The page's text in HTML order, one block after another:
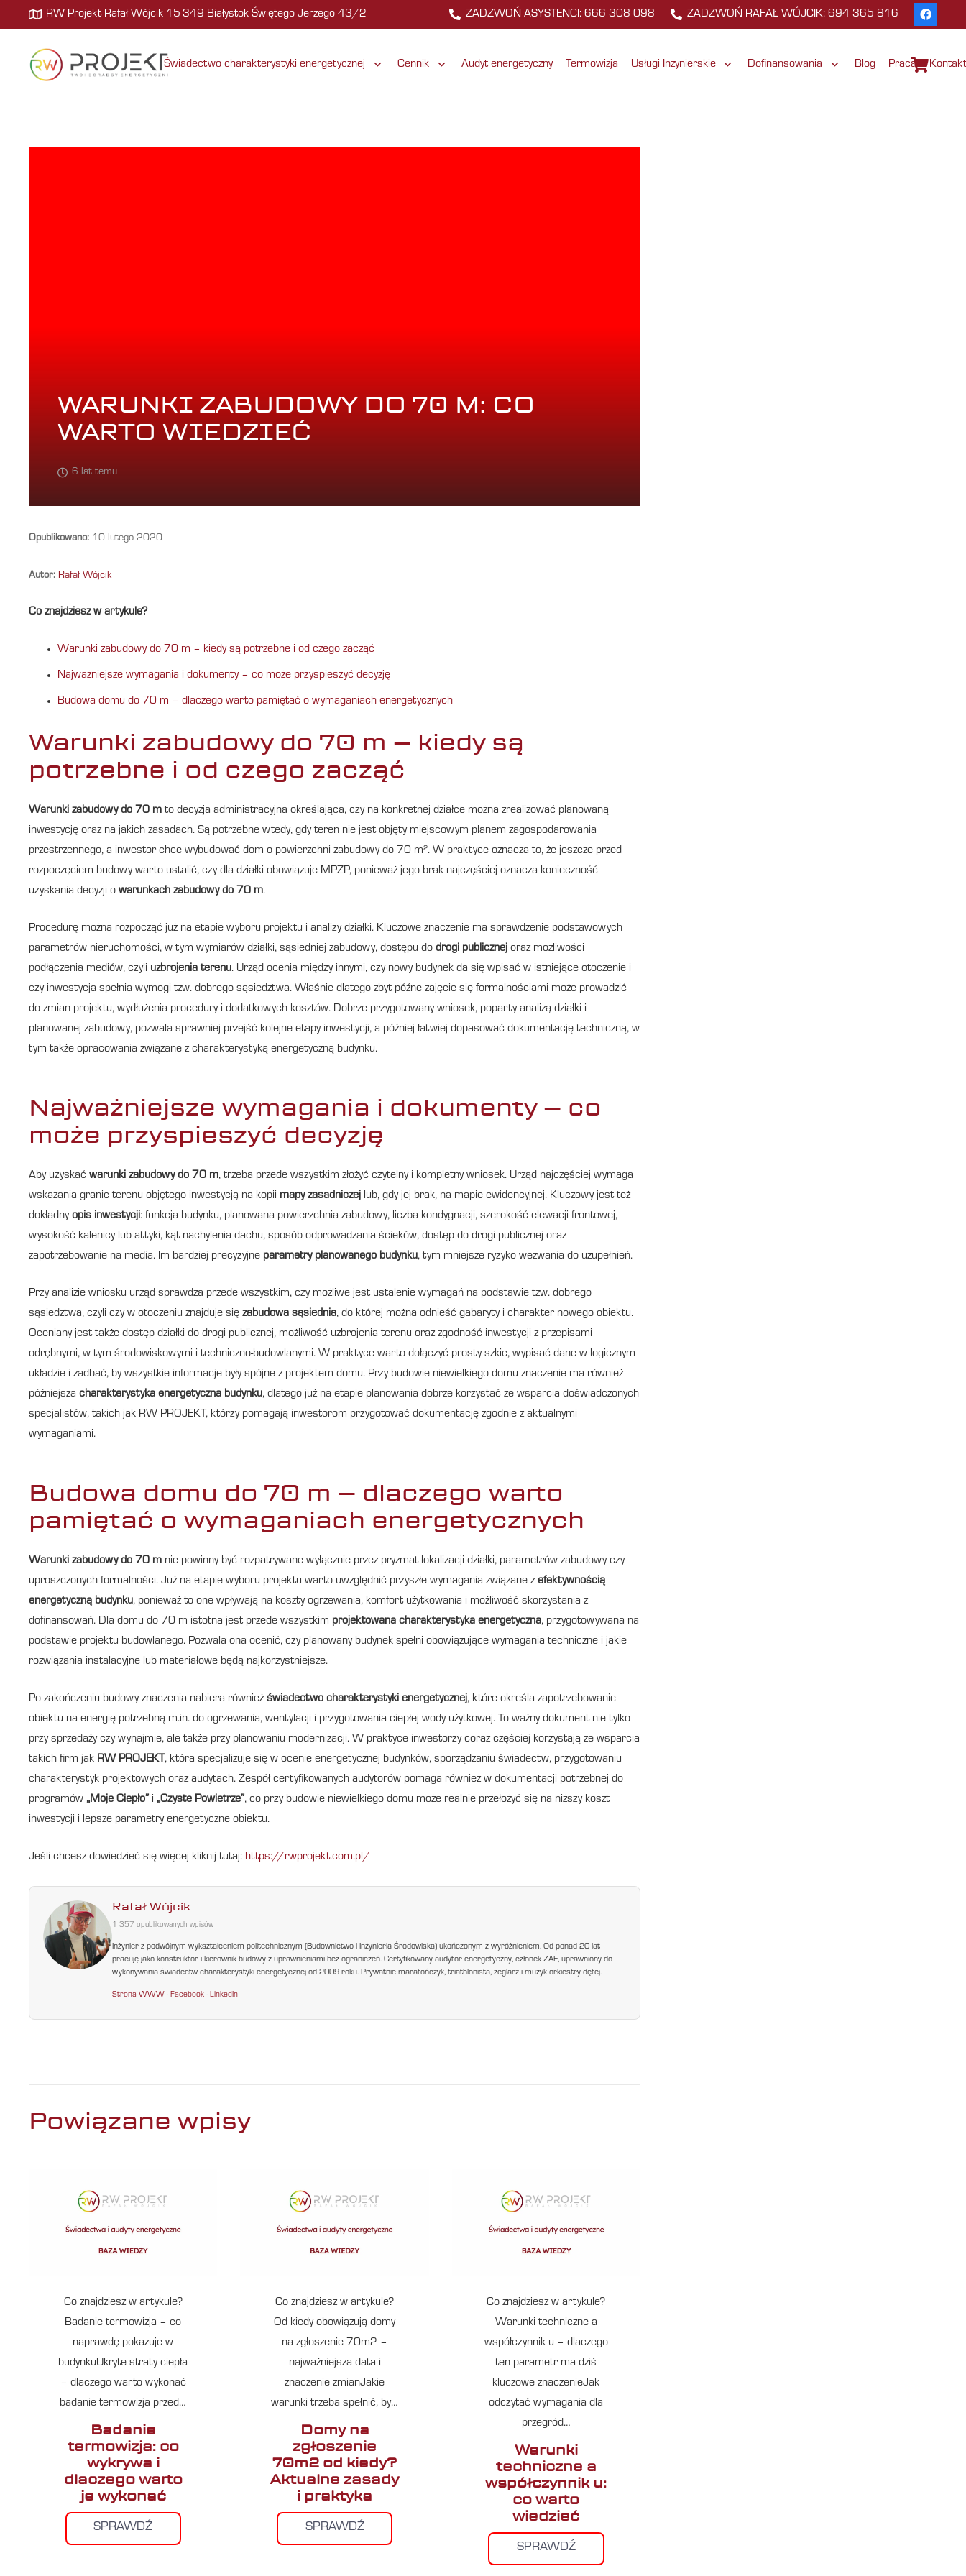
RW Projekt Rafał Wójcik 15-349 Białystok Świętego Jerzego 43/2 ZADZWOŃ ASYSTENCI: 666 308 098 ZADZWOŃ RAFAŁ WÓJCIK: 694 365 816
Świadectwo charakterystyki energetycznej Cennik Audyt energetyczny Termowizja Usługi Inżynierskie Dofinansowania Blog Praca Kontakt
WARUNKI ZABUDOWY DO 70 M: CO
WARTO WIEDZIEĆ
6 lat temu
Opublikowano: 10 lutego 2020
Autor: Rafał Wójcik
Co znajdziesz w artykule?
Warunki zabudowy do 70 m – kiedy są potrzebne i od czego zacząć
Najważniejsze wymagania i dokumenty – co może przyspieszyć decyzję
Budowa domu do 70 m – dlaczego warto pamiętać o wymaganiach energetycznych
Warunki zabudowy do 70 m – kiedy są
potrzebne i od czego zacząć
Warunki zabudowy do 70 m to decyzja administracyjna określająca, czy na konkretnej działce można zrealizować planowaną
inwestycję oraz na jakich zasadach. Są potrzebne wtedy, gdy teren nie jest objęty miejscowym planem zagospodarowania
przestrzennego, a inwestor chce wybudować dom o powierzchni zabudowy do 70 m². W praktyce oznacza to, że jeszcze przed
rozpoczęciem budowy warto ustalić, czy dla działki obowiązuje MPZP, ponieważ jego brak najczęściej oznacza konieczność
uzyskania decyzji o warunkach zabudowy do 70 m.
Procedurę można rozpocząć już na etapie wyboru projektu i analizy działki. Kluczowe znaczenie ma sprawdzenie podstawowych
parametrów nieruchomości, w tym wymiarów działki, sąsiedniej zabudowy, dostępu do drogi publicznej oraz możliwości
podłączenia mediów, czyli uzbrojenia terenu. Urząd ocenia między innymi, czy nowy budynek da się wpisać w istniejące otoczenie i
czy inwestycja spełnia wymogi tzw. dobrego sąsiedztwa. Właśnie dlatego zbyt późne zajęcie się formalnościami może prowadzić
do zmian projektu, wydłużenia procedury i dodatkowych kosztów. Dobrze przygotowany wniosek, poparty analizą działki i
planowanej zabudowy, pozwala sprawniej przejść kolejne etapy inwestycji, a później łatwiej dopasować dokumentację techniczną, w
tym także opracowania związane z charakterystyką energetyczną budynku.
Najważniejsze wymagania i dokumenty – co
może przyspieszyć decyzję
Aby uzyskać warunki zabudowy do 70 m, trzeba przede wszystkim złożyć czytelny i kompletny wniosek. Urząd najczęściej wymaga
wskazania granic terenu objętego inwestycją na kopii mapy zasadniczej lub, gdy jej brak, na mapie ewidencyjnej. Kluczowy jest też
dokładnyopis inwestycji: funkcja budynku, planowana powierzchnia zabudowy, liczba kondygnacji, szerokość elewacji frontowej,
wysokość kalenicy lub attyki, kąt nachylenia dachu, sposób odprowadzania ścieków, dostęp do drogi publicznej oraz
zapotrzebowanie na media. Im bardziej precyzyjne parametry planowanego budynku, tym mniejsze ryzyko wezwania do uzupełnień.
Przy analizie wniosku urząd sprawdza przede wszystkim, czy możliwe jest ustalenie wymagań na podstawie tzw. dobrego
sąsiedztwa, czyli czy w otoczeniu znajduje się zabudowa sąsiednia, do której można odnieść gabaryty i charakter nowego obiektu.
Oceniany jest także dostęp działki do drogi publicznej, możliwość uzbrojenia terenu oraz zgodność inwestycji z przepisami
odrębnymi, w tym środowiskowymi i techniczno-budowlanymi. W praktyce warto dołączyć prosty szkic, wypisać dane w logicznym
układzie i zadbać, by wszystkie informacje były spójne z projektem domu. Przy budowie niewielkiego domu znaczenie ma również
późniejsza charakterystyka energetyczna budynku, dlatego już na etapie planowania dobrze korzystać ze wsparcia doświadczonych
specjalistów, takich jak RW PROJEKT, którzy pomagają inwestorom przygotować dokumentację zgodnie z aktualnymi
wymaganiami.
Budowa domu do 70 m – dlaczego warto
pamiętać o wymaganiach energetycznych
Warunki zabudowy do 70 m nie powinny być rozpatrywane wyłącznie przez pryzmat lokalizacji działki, parametrów zabudowy czy
uproszczonych formalności. Już na etapie wyboru projektu warto uwzględnić przyszłe wymagania związane z efektywnością
energetyczną budynku, ponieważ to one wpływają na koszty ogrzewania, komfort użytkowania i możliwość skorzystania z
dofinansowań. Dla domu do 70 m istotna jest przede wszystkim projektowana charakterystyka energetyczna, przygotowywana na
podstawie projektu budowlanego. Pozwala ona ocenić, czy planowany budynek spełni obowiązujące wymagania techniczne i jakie
rozwiązania instalacyjne lub materiałowe będą najkorzystniejsze.
Po zakończeniu budowy znaczenia nabiera również świadectwo charakterystyki energetycznej, które określa zapotrzebowanie
obiektu na energię potrzebną m.in. do ogrzewania, wentylacji i przygotowania ciepłej wody użytkowej. To ważny dokument nie tylko
przy sprzedaży czy wynajmie, ale także przy planowaniu modernizacji. W praktyce inwestorzy coraz częściej korzystają ze wsparcia
takich firm jak RW PROJEKT, która specjalizuje się w ocenie energetycznej budynków, sporządzaniu świadectw, przygotowaniu
charakterystyk projektowych oraz audytach. Zespół certyfikowanych audytorów pomaga również w dokumentacji potrzebnej do
programów „Moje Ciepło” i „Czyste Powietrze”, co przy budowie niewielkiego domu może realnie przełożyć się na niższy koszt
inwestycji i lepsze parametry energetyczne obiektu.
Jeśli chcesz dowiedzieć się więcej kliknij tutaj: https://rwprojekt.com.pl/
Rafał Wójcik
1 357 opublikowanych wpisów
Inżynier z podwójnym wykształceniem politechnicznym (Budownictwo i Inżynieria Środowiska) ukończonym z wyróżnieniem. Od ponad 20 lat
pracuję jako konstruktor i kierownik budowy z uprawnieniami bez ograniczeń. Certyfikowany audytor energetyczny, członek ZAE, uprawniony do
wykonywania świadectw charakterystyki energetycznej od 2009 roku. Prywatnie maratończyk, triathlonista, żeglarz i muzyk orkiestry dętej.
Strona WWW ·Facebook ·LinkedIn
Powiązane wpisy
Co znajdziesz w artykule?
Badanie termowizja – co
naprawdę pokazuje w
budynkuUkryte straty ciepła
– dlaczego warto wykonać
badanie termowizja przed…
Badanie
termowizja: co
wykrywa i
dlaczego warto
je wykonać
SPRAWDŹ
Co znajdziesz w artykule?
Od kiedy obowiązują domy
na zgłoszenie 70m2 –
najważniejsza data i
znaczenie zmianJakie
warunki trzeba spełnić, by…
Domy na
zgłoszenie
70m2 od kiedy?
Aktualne zasady
i praktyka
SPRAWDŹ
Co znajdziesz w artykule?
Warunki techniczne a
współczynnik u – dlaczego
ten parametr ma dziś
kluczowe znaczenieJak
odczytać wymagania dla
przegród…
Warunki
techniczne a
współczynnik u:
co warto
wiedzieć
SPRAWDŹ